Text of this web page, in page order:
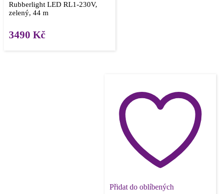
Rubberlight LED RL1-230V,
zelený, 44 m
3490 Kč
Přidat do oblíbených